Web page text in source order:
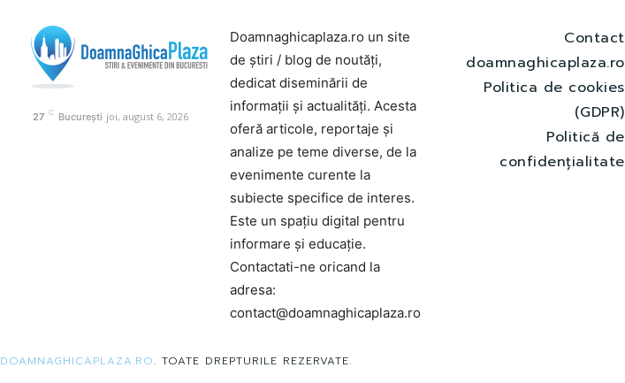
27 C București joi, august 6, 2026
Doamnaghicaplaza.ro un site
de știri / blog de noutăți,
dedicat diseminării de
informații și actualități. Acesta
oferă articole, reportaje și
analize pe teme diverse, de la
evenimente curente la
subiecte specifice de interes.
Este un spațiu digital pentru
informare și educație.
Contactati-ne oricand la
adresa:
contact@doamnaghicaplaza.ro
Contact
doamnaghicaplaza.ro
Politica de cookies
(GDPR)
Politică de
confidențialitate
DOAMNAGHICAPLAZA.RO. TOATE DREPTURILE REZERVATE.